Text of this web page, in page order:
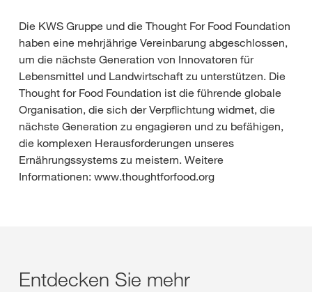
Die KWS Gruppe und die Thought For Food Foundation
haben eine mehrjährige Vereinbarung abgeschlossen,
um die nächste Generation von Innovatoren für
Lebensmittel und Landwirtschaft zu unterstützen. Die
Thought for Food Foundation ist die führende globale
Organisation, die sich der Verpflichtung widmet, die
nächste Generation zu engagieren und zu befähigen,
die komplexen Herausforderungen unseres
Ernährungssystems zu meistern. Weitere
Informationen: www.thoughtforfood.org
Entdecken Sie mehr